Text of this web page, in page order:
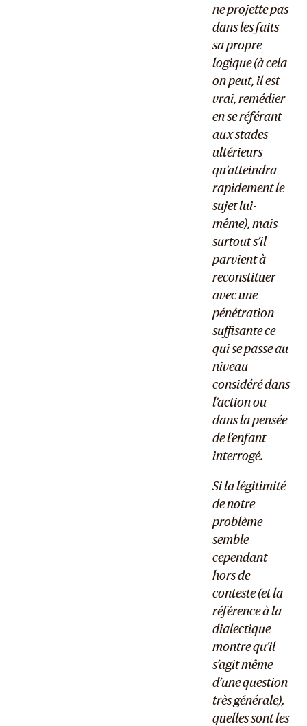
ne projette pas
dans les faits
sa propre
logique (à cela
on peut, il est
vrai, remédier
en se référant
aux stades
ultérieurs
qu’atteindra
rapidement le
sujet lui-
même), mais
surtout s’il
parvient à
reconstituer
avec une
pénétration
suffisante ce
qui se passe au
niveau
considéré dans
l’action ou
dans la pensée
de l’enfant
interrogé.
Si la légitimité
de notre
problème
semble
cependant
hors de
conteste (et la
référence à la
dialectique
montre qu’il
s’agit même
d’une question
très générale),
quelles sont les